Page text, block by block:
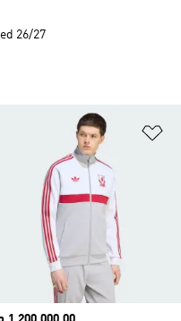
ke Wishlist
26/27